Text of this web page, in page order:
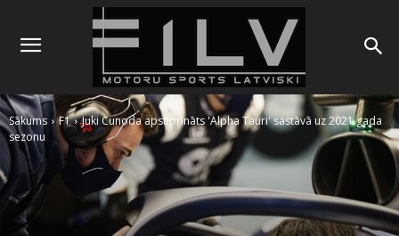
Sākums F1
Juki Cunoda apstiprināts 'Alpha Tauri' sastāvā uz 2021.gada
sezonu